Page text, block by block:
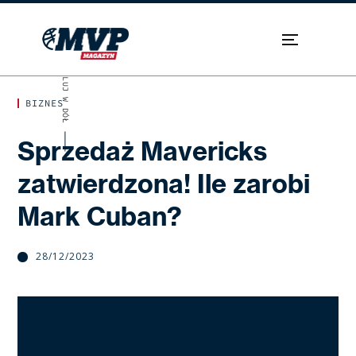
BIZNES
Sprzedaż Mavericks
zatwierdzona! Ile zarobi
Mark Cuban?
28/12/2023
SKROLUJ W DÓŁ